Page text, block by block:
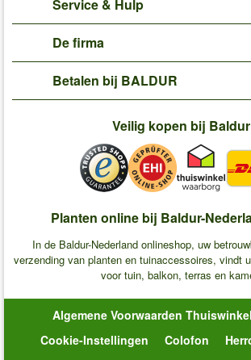
Service & Hulp
De firma
Betalen bij BALDUR
Veilig kopen bij Baldur
Planten online bij Baldur-
In de Baldur-Nederland onlineshop, uw
verzending van planten en tuinaccessoires, vindt
voor tuin, balkon, terras en
Algemene Voorwaarden Thuiswinkel
Cookie-Instellingen
Colofon